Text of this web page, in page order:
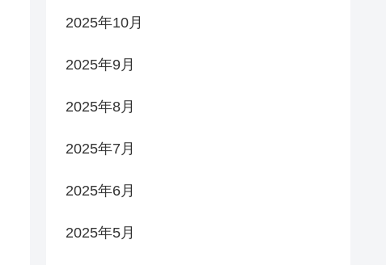
2025年10月
2025年9月
2025年8月
2025年7月
2025年6月
2025年5月